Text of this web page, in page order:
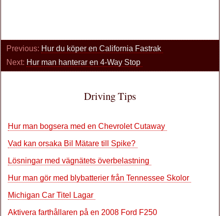
Previous: Hur du köper en California Fastrak
Next: Hur man hanterar en 4-Way Stop
Driving Tips
Hur man bogsera med en Chevrolet Cutaway
Vad kan orsaka Bil Mätare till Spike?
Lösningar med vägnätets överbelastning
Hur man gör med blybatterier från Tennessee Skolor
Michigan Car Titel Lagar
Aktivera farthållaren på en 2008 Ford F250